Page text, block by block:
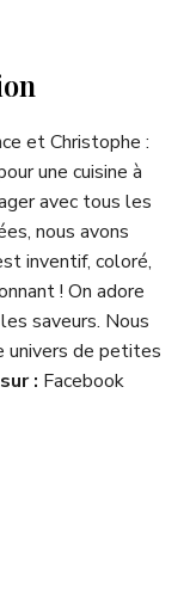
et Christophe :
une cuisine à
avec tous les
nous avons
inventif, coloré,
! On adore
saveurs. Nous
univers de petites
: Facebook